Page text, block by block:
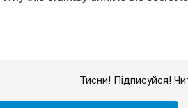
Тисни! Підписуйся!